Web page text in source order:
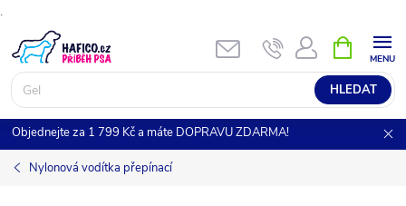
.
na
obsah
HLEDAT
NÁKUPNÍ
KOŠÍK
Objednejte za 1 799 Kč a máte DOPRAVU ZDARMA!
Nylonová vodítka přepínací